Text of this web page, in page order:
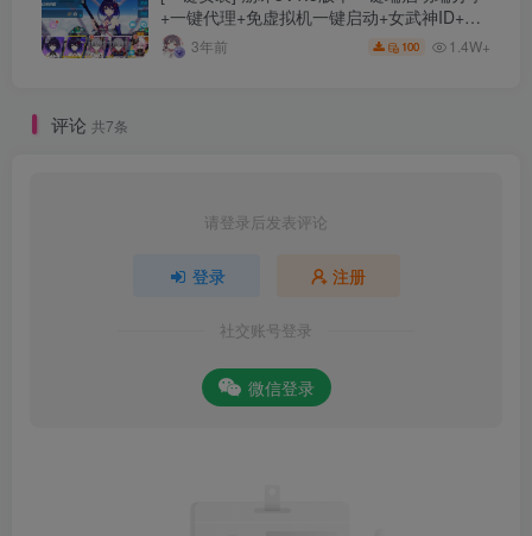
+一键代理+免虚拟机一键启动+女武神ID+详
细指令+极简一键修改
3年前 100 1.4W+
评论 共7条
请登录后发表评论
登录 注册
社交账号登录
微信登录